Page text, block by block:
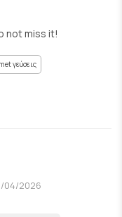
not miss it!
γεύσεις
04/2026